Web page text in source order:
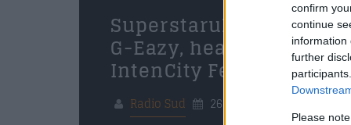
confirm
continue
information
further
Please
Superstarul hip-hop
G-Eazy, headliner la
IntenCity Festival
Radio Sud
26 martie 2025